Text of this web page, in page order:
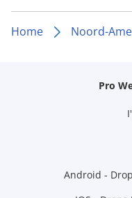
Home Noord-
Pro
Android -